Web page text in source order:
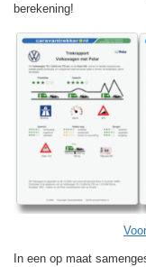
berekening!
In een op maat